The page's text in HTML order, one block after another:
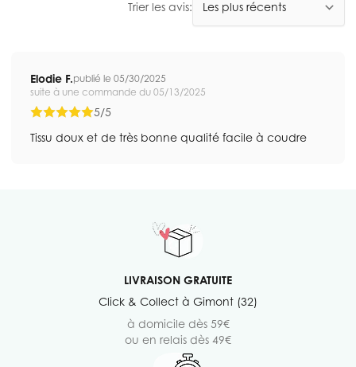
Trier les avis:
Elodie F.publié le 05/30/2025
suite à une commande du 05/13/2025
5/5
Tissu doux et de très bonne qualité facile à coudre
LIVRAISON GRATUITE
Click & Collect à Gimont (32)
à domicile dès 59€
ou en relais dès 49€